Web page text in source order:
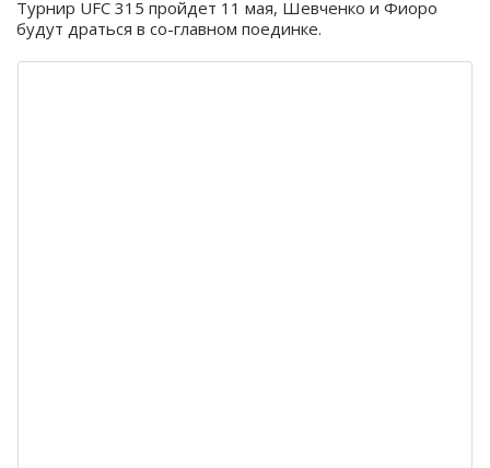
Турнир UFC 315 пройдет 11 мая, Шевченко и Фиоро
будут драться в со-главном поединке.